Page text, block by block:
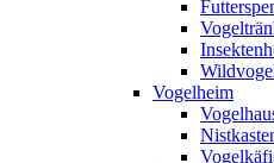
Vogelheim